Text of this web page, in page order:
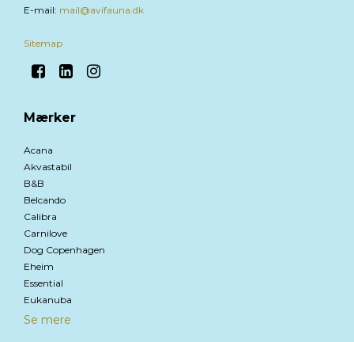
E-mail: mail@avifauna.dk
Sitemap
Mærker
Acana
Akvastabil
B&B
Belcando
Calibra
Carnilove
Dog Copenhagen
Eheim
Essential
Eukanuba
Se mere